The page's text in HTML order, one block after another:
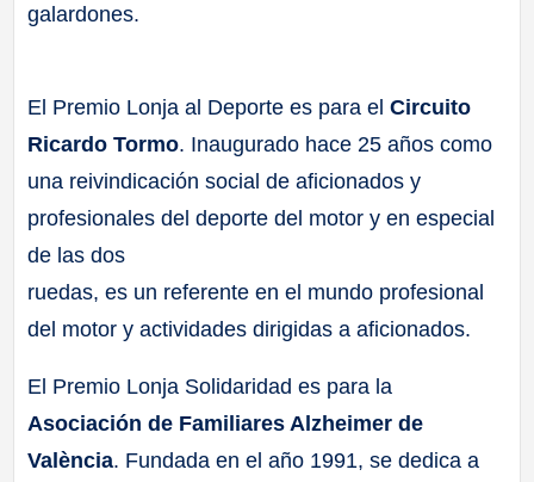
galardones.
El Premio Lonja al Deporte es para elCircuito
Ricardo Tormo. Inaugurado hace 25 años como
una reivindicación social de aficionados y
profesionales del deporte del motor y en especial
de las dos
ruedas, es un referente en el mundo profesional
del motor y actividades dirigidas a aficionados.
El Premio Lonja Solidaridad es para la
Asociación de Familiares Alzheimer de
València. Fundada en el año 1991, se dedica a